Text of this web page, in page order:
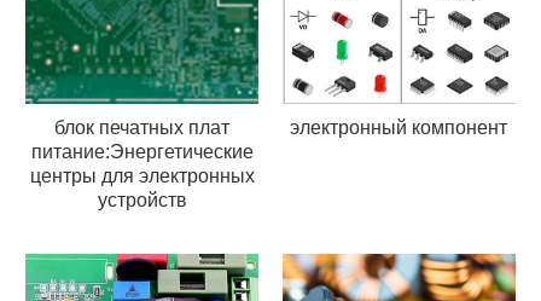
блок печатных плат
питание:Энергетические
центры для электронных
устройств
электронный компонент